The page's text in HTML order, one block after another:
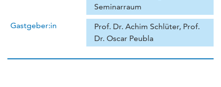
Seminarraum
Gastgeber:in
Prof. Dr. Achim Schlüter, Prof.
Dr. Oscar Peubla